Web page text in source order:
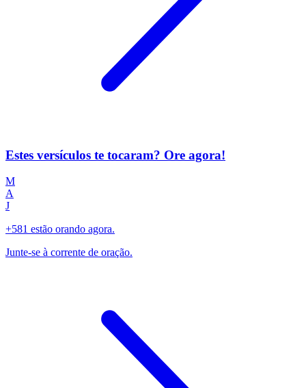
Estes versículos te tocaram? Ore agora!
M
A
J
+581 estão orando agora.
Junte-se à corrente de oração.